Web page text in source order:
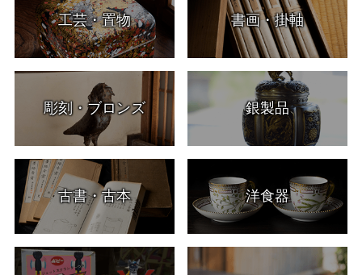
工芸・置物 書画・掛軸
彫刻・ブロンズ 銀製品
古書・古本 洋食器